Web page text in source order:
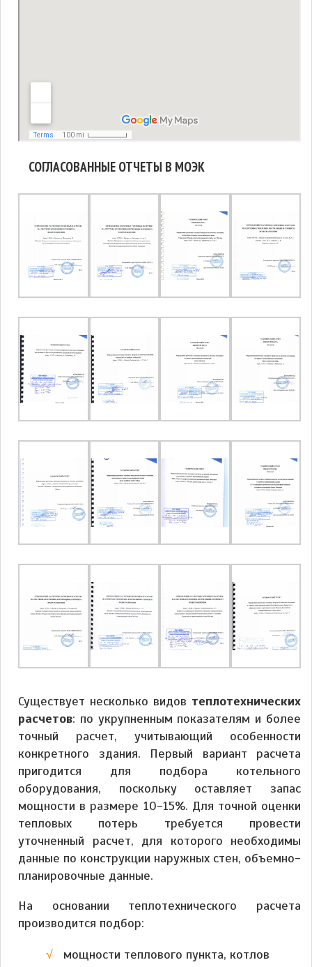
СОГЛАСОВАННЫЕ ОТЧЕТЫ В МОЭК
Существует несколько видов теплотехнических
расчетов: по укрупненным показателям и более
точный расчет, учитывающий особенности
конкретного здания. Первый вариант расчета
пригодится для подбора котельного
оборудования, поскольку оставляет запас
мощности в размере 10-15%. Для точной оценки
тепловых потерь требуется провести
уточненный расчет, для которого необходимы
данные по конструкции наружных стен, объемно-
планировочные данные.
На основании теплотехнического расчета
производится подбор:
мощности теплового пункта, котлов